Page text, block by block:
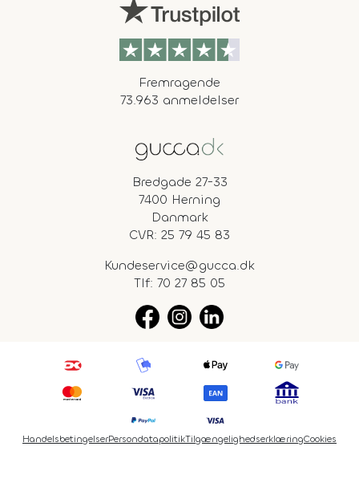
Fremragende
73.963 anmeldelser
Bredgade 27-33
7400 Herning
Danmark
CVR: 25 79 45 83
Kundeservice@gucca.dk
Tlf: 70 27 85 05
HandelsbetingelserPersondatapolitikTilgængelighedserklæringCookies